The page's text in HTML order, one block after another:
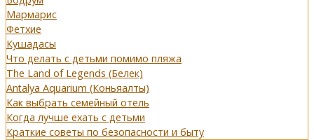
Мармарис
Фетхие
Кушадасы
Что делать с детьми помимо пляжа
The Land of Legends (Белек)
Antalya Aquarium (Коньяалты)
Как выбрать семейный отель
Когда лучше ехать с детьми
Краткие советы по безопасности и быту